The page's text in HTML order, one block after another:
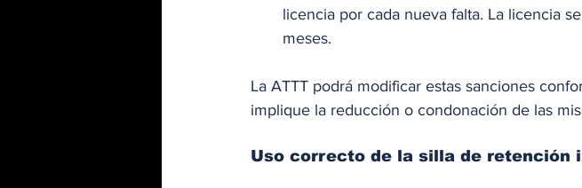
licencia por cada nueva falta. La licencia
meses.
La ATTT podrá modificar estas sanciones
implique la reducción o condonación de las
Uso correcto de la silla de retención